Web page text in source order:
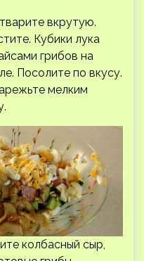
вкрутую.
Кубики лука
грибов на
Посолите по вкусу.
мелким
колбасный сыр,